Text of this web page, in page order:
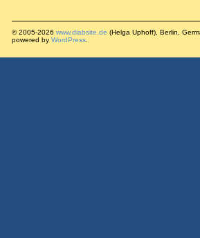
© 2005-2026 www.diabsite.de (Helga Uphoff), Berlin,
powered by WordPress.